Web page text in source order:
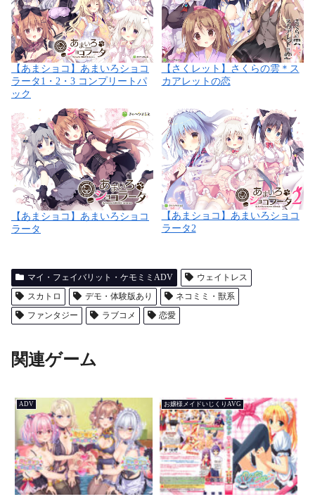
【あまショコ】あまいろショコ
ラータ1・2・3 コンプリートパ
ック
【さくレット】さくらの雲＊ス
カアレットの恋
【あまショコ】あまいろショコ
ラータ
【あまショコ】あまいろショコ
ラータ2
マイ・フェイバリット・ケモミミADV
ウェイトレス
スカトロ
デモ・体験版あり
ネコミミ・獣系
ファンタジー
ラブコメ 恋愛
関連ゲーム
ADV お嬢様メイドいじくりAVG